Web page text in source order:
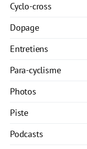
Cyclo-cross
Dopage
Entretiens
Para-cyclisme
Photos
Piste
Podcasts